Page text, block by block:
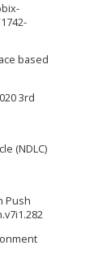
based
3rd
(NDLC)
Push